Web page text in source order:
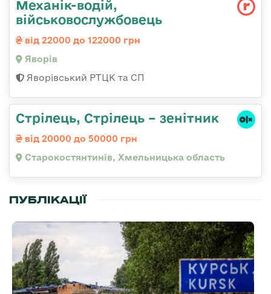
Механік-водій,
військовослужбовець
від 22000 до 122000 грн
Яворів
Яворівський РТЦК та СП
Стрілець, Стрілець – зенітник
від 20000 до 50000 грн
Старокостянтинів, Хмельницька область
ПУБЛІКАЦІЇ